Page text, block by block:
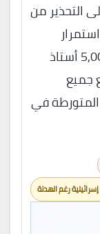
التحذير من
المقاومة. وفي بلجيكا، طالب نحو 5,000 أستاذ
جميع
المتورطة في
رغم الهدنة